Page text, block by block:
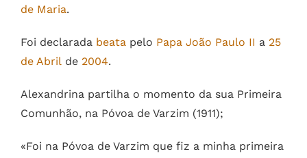
de Maria.
Foi declarada beata pelo Papa João Paulo II a 25
de Abril de 2004.
Alexandrina partilha o momento da sua Primeira
Comunhão, na Póvoa de Varzim (1911);
«Foi na Póvoa de Varzim que fiz a minha primeira